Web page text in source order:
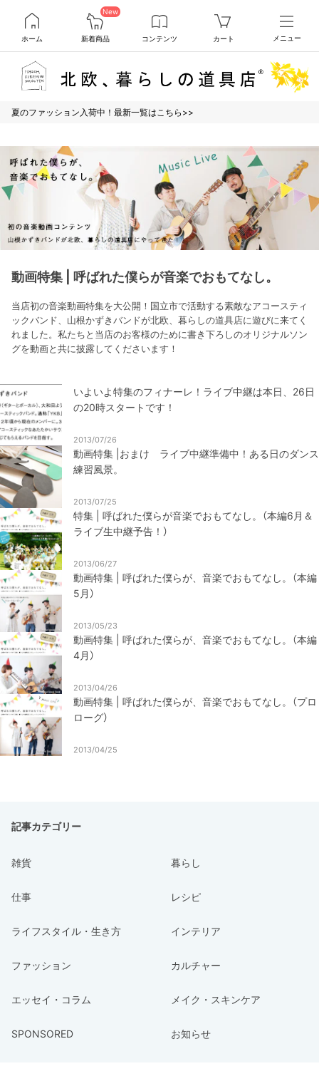
ホーム
New
新着商品 コンテンツ カート メニュー
夏のファッション入荷中！最新一覧はこちら>>
動画特集 | 呼ばれた僕らが音楽でおもてなし。
当店初の音楽動画特集を大公開！国立市で活動する素敵なアコースティ
ックバンド、山根かずきバンドが北欧、暮らしの道具店に遊びに来てく
れました。私たちと当店のお客様のために書き下ろしのオリジナルソン
グを動画と共に披露してくださいます！
いよいよ特集のフィナーレ！ライブ中継は本日、26日
の20時スタートです！
2013/07/26
動画特集 |おまけ ライブ中継準備中！ある日のダンス
練習風景。
2013/07/25
特集 | 呼ばれた僕らが音楽でおもてなし。（本編6月＆
ライブ生中継予告！）
2013/06/27
動画特集 | 呼ばれた僕らが、音楽でおもてなし。（本編
5月）
2013/05/23
動画特集 | 呼ばれた僕らが、音楽でおもてなし。（本編
4月）
2013/04/26
動画特集 | 呼ばれた僕らが、音楽でおもてなし。（プロ
ローグ）
2013/04/25
記事カテゴリー
雑貨 暮らし
仕事 レシピ
ライフスタイル・生き方 インテリア
ファッション カルチャー
エッセイ・コラム メイク・スキンケア
SPONSORED お知らせ